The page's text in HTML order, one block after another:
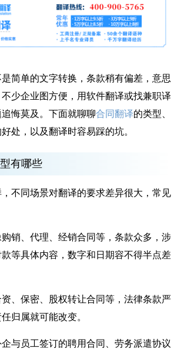
单的文字转换，条款稍有偏差，意思
少企业图方便，用软件翻译或找兼职译
悔莫及。下面就聊聊合同翻译的类型、
处，以及翻译时容易踩的坑。
有哪些
同场景对翻译的要求差异很大，常见
、代理、经销合同等，条款众多，涉
等具体内容，数字和日期容不得半点差
保密、股权转让合同等，法律条款严
归属就可能改变。
员工签订的聘用合同、劳务派遣协议